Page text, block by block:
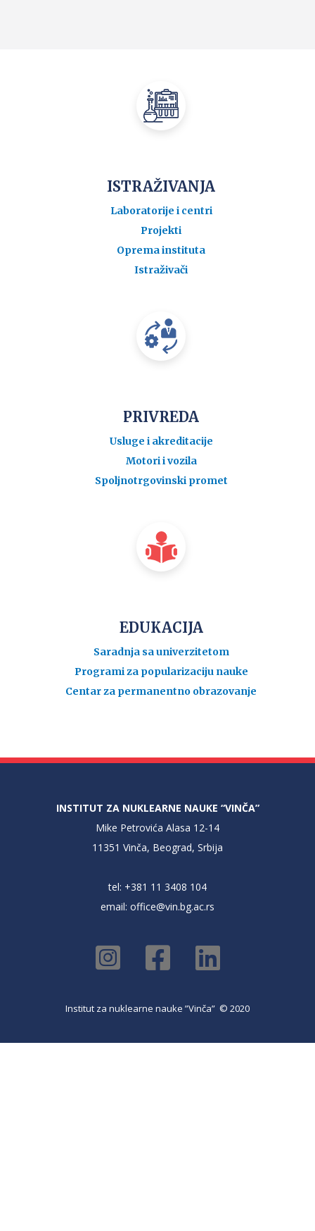
ISTRAŽIVANJA
Laboratorije i centri
Projekti
Oprema instituta
Istraživači
PRIVREDA
Usluge i akreditacije
Motori i vozila
Spoljnotrgovinski promet
EDUKACIJA
Saradnja sa univerzitetom
Programi za popularizaciju nauke
Centar za permanentno obrazovanje
INSTITUT ZA NUKLEARNE NAUKE “VINČA”
Mike Petrovića Alasa 12-14
11351 Vinča, Beograd, Srbija
tel: +381 11 3408 104
email: office@vin.bg.ac.rs
Institut za nuklearne nauke ”Vinča” © 2020